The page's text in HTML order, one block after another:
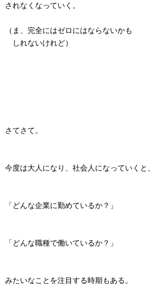
されなくなっていく。
（ま、完全にはゼロにはならないかも
しれないけれど）
さてさて。
今度は大人になり、社会人になっていくと、
「どんな企業に勤めているか？」
「どんな職種で働いているか？」
みたいなことを注目する時期もある。